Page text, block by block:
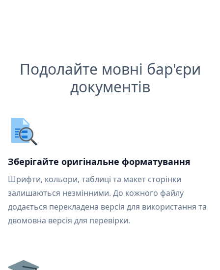
Подолайте мовні бар'єри
документів
Зберігайте оригінальне форматування
Шрифти, кольори, таблиці та макет сторінки
залишаються незмінними. До кожного файлу
додається перекладена версія для використання та
двомовна версія для перевірки.